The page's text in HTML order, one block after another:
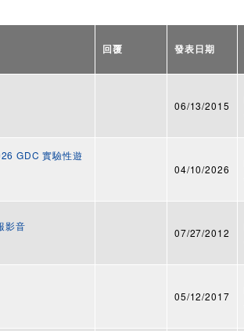
回覆 發表日期
06/13/2015
GDC 實驗性遊
04/10/2026
影音
07/27/2012
05/12/2017